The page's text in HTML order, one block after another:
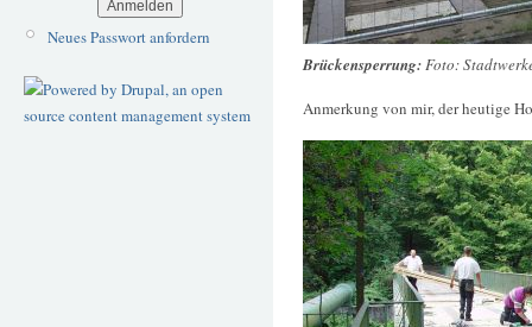
Neues Passwort anfordern
Brückensperrung:Foto:
Anmerkung von mir, der heutige